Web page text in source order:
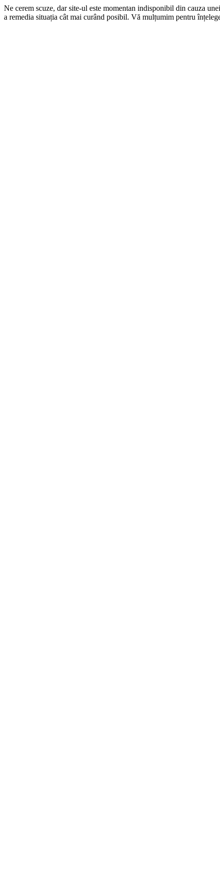
Ne cerem scuze, dar site-ul este momentan indisponibil din cauza
a remedia situația cât mai curând posibil. Vă mulțumim pentru